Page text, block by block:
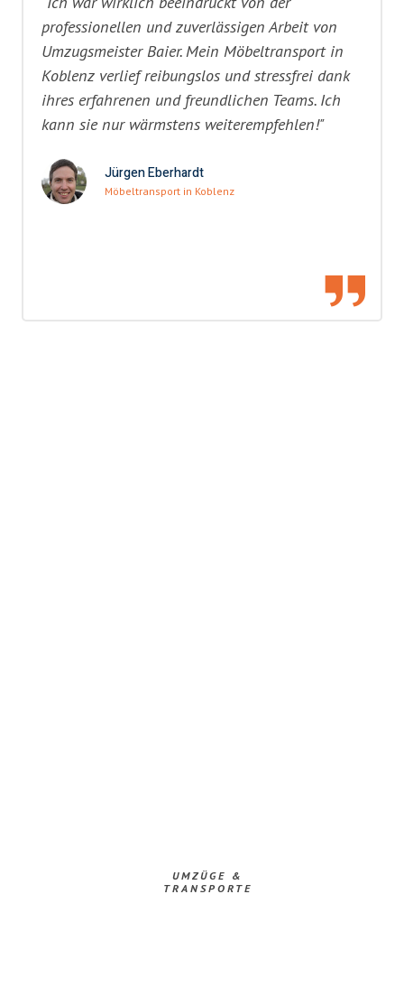
professionellen und zuverlässigen Arbeit von
Umzugsmeister Baier. Mein Möbeltransport in
Koblenz verlief reibungslos und stressfrei dank
ihres erfahrenen und freundlichen Teams. Ich
kann sie nur wärmstens weiterempfehlen!"
Jürgen Eberhardt
Möbeltransport in Koblenz
UMZÜGE &
TRANSPORTE